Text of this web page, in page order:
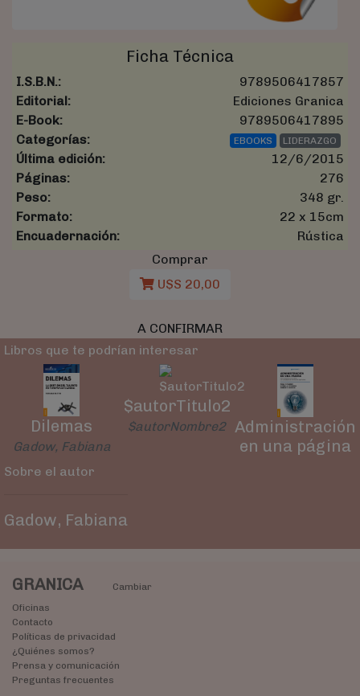
Ficha Técnica
I.S.B.N.:
9789506417857
Editorial:
Ediciones Granica
E-Book:
9789506417895
Categorías:
EBOOKS LIDERAZGO
Última edición:
12/6/2015
Páginas:
276
Peso:
348 gr.
Formato:
22 x 15cm
Encuadernación:
Rústica
Comprar
U$S 20,00
A CONFIRMAR
Libros que te podrían interesar
Dilemas
Gadow, Fabiana
$autorTitulo2
$autorNombre2 Administración
en una página
Sobre el autor
Gadow, Fabiana
GRANICA
Cambiar
Oficinas
Contacto
Políticas de privacidad
¿Quiénes somos?
Prensa y comunicación
Preguntas frecuentes